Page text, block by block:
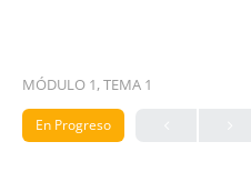
MÓDULO 1, TEMA 1
En Progreso